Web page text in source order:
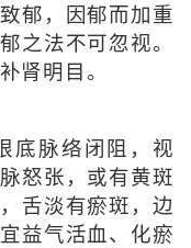
郁，因郁而加重
之法不可忽视。
肾明目。
底脉络闭阻，视
怒张，或有黄斑
舌淡有瘀斑，边
益气活血、化瘀